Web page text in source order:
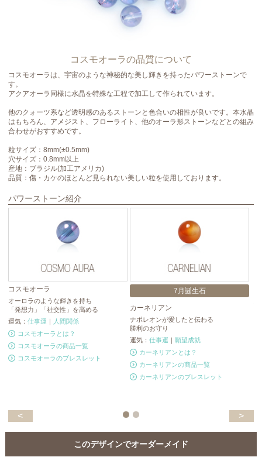
コスモオーラの品質について
コスモオーラは、宇宙のような神秘的な美し輝きを持ったパワーストーンで
す。
アクアオーラ同様に水晶を特殊な工程で加工して作られています。
他のクォーツ系など透明感のあるストーンと色合いの相性が良いです。本水晶
はもちろん、アメジスト、フローライト、他のオーラ形ストーンなどとの組み
合わせがおすすめです。
粒サイズ：8mm(±0.5mm)
穴サイズ：0.8mm以上
産地：ブラジル(加工アメリカ)
品質：傷・カケのほとんど見られない美しい粒を使用しております。
パワーストーン紹介
コスモオーラ
オーロラのような輝きを持ち
「発想力」「社交性」を高める
運気： 仕事運 ｜
人間関係
コスモオーラとは？
コスモオーラの商品一覧
コスモオーラのブレスレット
7月誕生石
カーネリアン
ナポレオンが愛したと伝わる
勝利のお守り
運気：仕事運 ｜ 願望成就
カーネリアンとは？
カーネリアンの商品一覧
カーネリアンのブレスレット
< >
このデザインでオーダーメイド